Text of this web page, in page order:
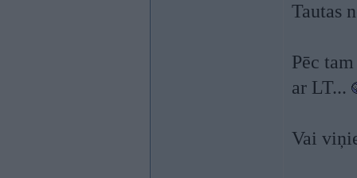
Tautas
Pēc
ar LT...
Vai